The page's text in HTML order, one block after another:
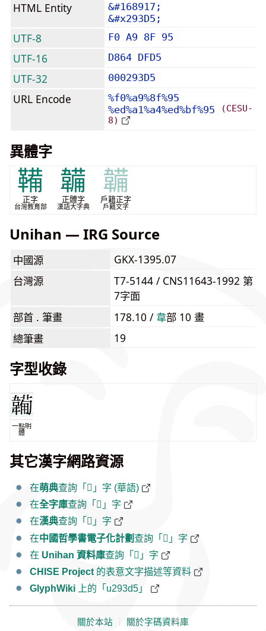
HTML Entity
&#168917;
&#x293D5;
UTF-8 F0 A9 8F 95
UTF-16 D864 DFD5
UTF-32 000293D5
URL Encode
%f0%a9%8f%95
%ed%a1%a4%ed%bf%95
(CESU-
8)
異體字
鞴
正字
台灣教育部
韛
正體字
漢語大字典
韛
戶籍正字
戶籍文字
Unihan — IRG Source
中國源
GKX-1395.07
台灣源
T7-5144 / CNS11643-1992 第
7字面
部首 . 筆畫
178.10 / ⾱部 10 畫
總筆畫
19
字型收錄
一點明
體
其它漢字網路資源
在萌典查詢「𩏕」字 (華語)
在全字庫查詢「𩏕」字
在漢典查詢「𩏕」字
在中國哲學書電子化計劃查詢「𩏕」字
在 Unihan 資料庫查詢「𩏕」字
CHISE Project 的表意文字描述等資料
GlyphWiki 上的「u293d5」
關於本站 關於字碼資料庫